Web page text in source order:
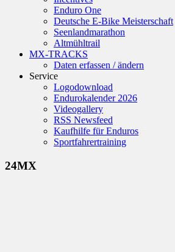
Enduro One
Deutsche E-Bike Meisterschaft
Seenlandmarathon
Altmühltrail
MX-TRACKS
Daten erfassen / ändern
Service
Logodownload
Endurokalender 2026
Videogallery
RSS Newsfeed
Kaufhilfe für Enduros
Sportfahrertraining
24MX